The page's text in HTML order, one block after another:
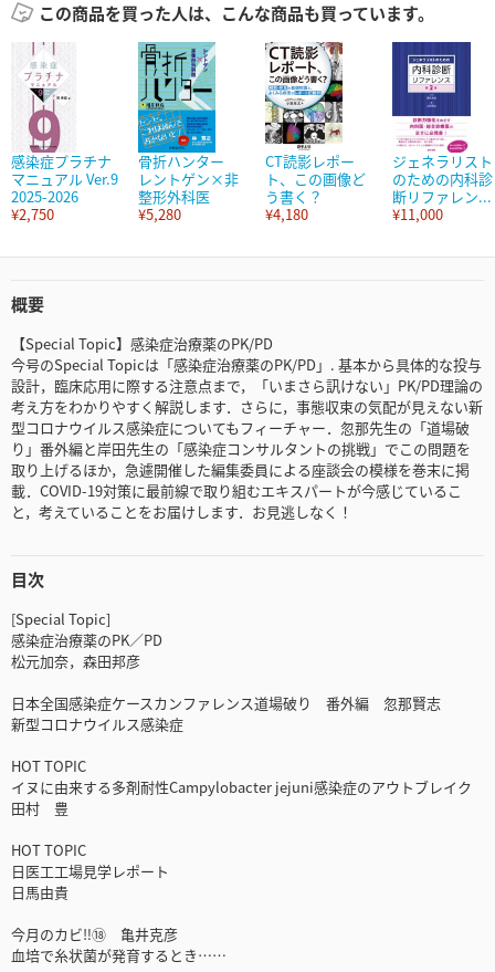
この商品を買った人は、こんな商品も買っています。
感染症プラチナ
マニュアル Ver.9
2025-2026
¥2,750
骨折ハンター
レントゲン×非
整形外科医
¥5,280
CT読影レポー
ト、この画像ど
う書く？
¥4,180
ジェネラリスト
のための内科診
断リファレン...
¥11,000
概要
【Special Topic】感染症治療薬のPK/PD
今号のSpecial Topicは「感染症治療薬のPK/PD」. 基本から具体的な投与
設計，臨床応用に際する注意点まで，「いまさら訊けない」PK/PD理論の
考え方をわかりやすく解説します．さらに，事態収束の気配が見えない新
型コロナウイルス感染症についてもフィーチャー．忽那先生の「道場破
り」番外編と岸田先生の「感染症コンサルタントの挑戦」でこの問題を
取り上げるほか，急遽開催した編集委員による座談会の模様を巻末に掲
載．COVID-19対策に最前線で取り組むエキスパートが今感じているこ
と，考えていることをお届けします．お見逃しなく！
目次
[Special Topic]
感染症治療薬のPK／PD
松元加奈，森田邦彦
日本全国感染症ケースカンファレンス道場破り 番外編 忽那賢志
新型コロナウイルス感染症
HOT TOPIC
イヌに由来する多剤耐性Campylobacter jejuni感染症のアウトブレイク
田村 豊
HOT TOPIC
日医工工場見学レポート
日馬由貴
今月のカビ‼⑱ 亀井克彦
血培で糸状菌が発育するとき……